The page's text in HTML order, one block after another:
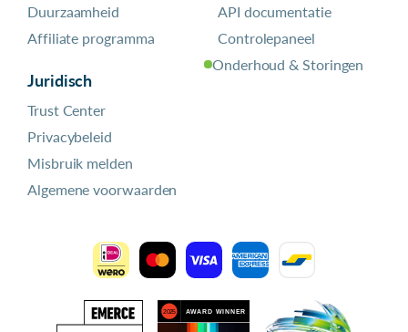
Duurzaamheid
Affiliate programma
Juridisch
Trust Center
Privacybeleid
Misbruik melden
Algemene voorwaarden
API documentatie
Controlepaneel
Onderhoud & Storingen